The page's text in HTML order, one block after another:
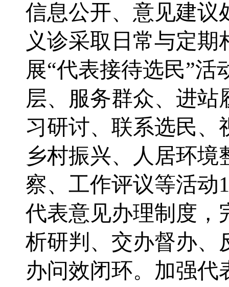
信息公开、意见建议
义诊采取日常与定期
展“代表接待选民”活
层、服务群众、进站
习研讨、联系选民、
乡村振兴、
人居环境
察、工作评议等活动
代表意见办理制度，
析研判、交办督办、
办问效闭环。加强代